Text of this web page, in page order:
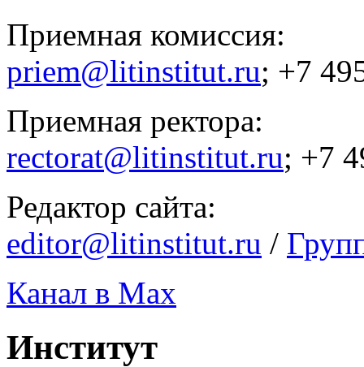
Приемная комиссия:
priem@litinstitut.ru; +7
Приемная ректора:
rectorat@litinstitut.ru; +7
Редактор сайта:
editor@litinstitut.ru /
Канал в Max
Институт